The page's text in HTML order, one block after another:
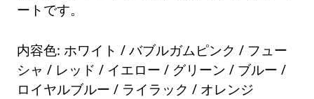
ートです。
内容色: ホワイト / バブルガムピンク / フュー
シャ / レッド / イエロー / グリーン / ブルー /
ロイヤルブルー / ライラック / オレンジ